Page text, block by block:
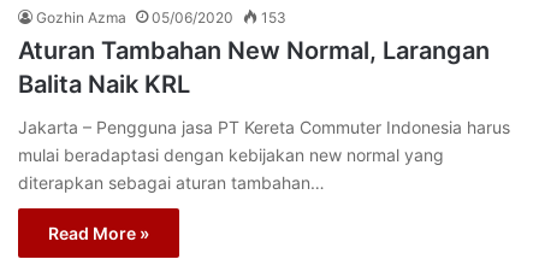
Gozhin Azma 05/06/2020 153
Aturan Tambahan New Normal, Larangan
Balita Naik KRL
Jakarta – Pengguna jasa PT Kereta Commuter Indonesia harus
mulai beradaptasi dengan kebijakan new normal yang
diterapkan sebagai aturan tambahan…
Read More »